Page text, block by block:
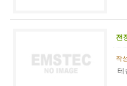
전
작
테